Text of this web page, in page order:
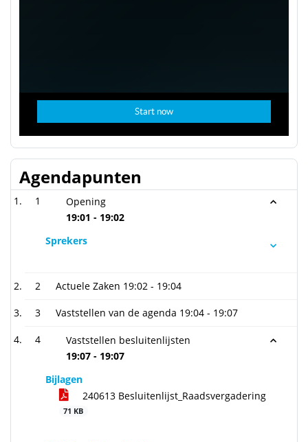
Agendapunten
1
Opening
19:01 - 19:02
Sprekers
2 Actuele Zaken 19:02 - 19:04
3 Vaststellen van de agenda 19:04 - 19:07
4
Vaststellen besluitenlijsten
19:07 - 19:07
Bijlagen
240613 Besluitenlijst_Raadsvergadering
71 KB